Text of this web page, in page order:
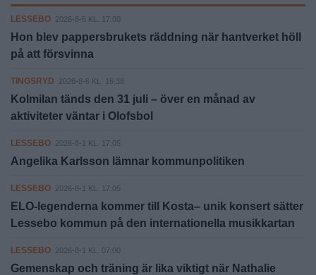
LESSEBO 2026-8-6 KL. 17:00
Hon blev pappersbrukets räddning när hantverket höll
på att försvinna
TINGSRYD 2026-8-6 KL. 16:38
Kolmilan tänds den 31 juli – över en månad av
aktiviteter väntar i Olofsbol
LESSEBO 2026-8-1 KL. 17:05
Angelika Karlsson lämnar kommunpolitiken
LESSEBO 2026-8-1 KL. 17:05
ELO-legenderna kommer till Kosta– unik konsert sätter
Lessebo kommun på den internationella musikkartan
LESSEBO 2026-8-1 KL. 07:00
Gemenskap och träning är lika viktigt när Nathalie